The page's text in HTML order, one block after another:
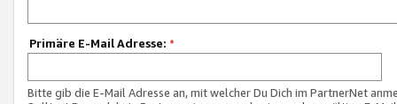
Primäre E-Mail Adresse: *
Bitte gib die E-Mail Adresse an, mit welcher Du Dich im PartnerNet